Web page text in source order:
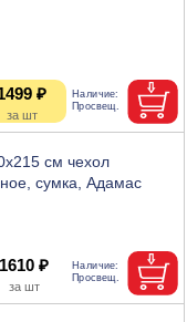
₽
см чехол
сумка, Адамас
1610 ₽